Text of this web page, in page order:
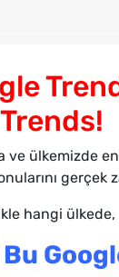
ve ülkemizde
gerçek
hangi ülkede,